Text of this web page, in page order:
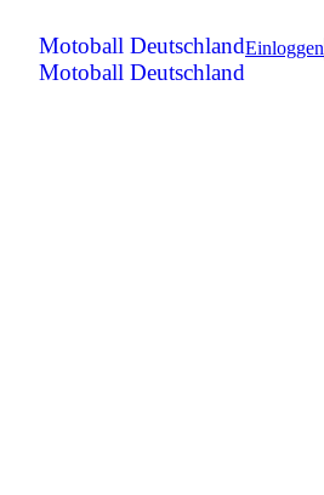
Motoball Deutschland
Motoball Deutschland
Einloggen